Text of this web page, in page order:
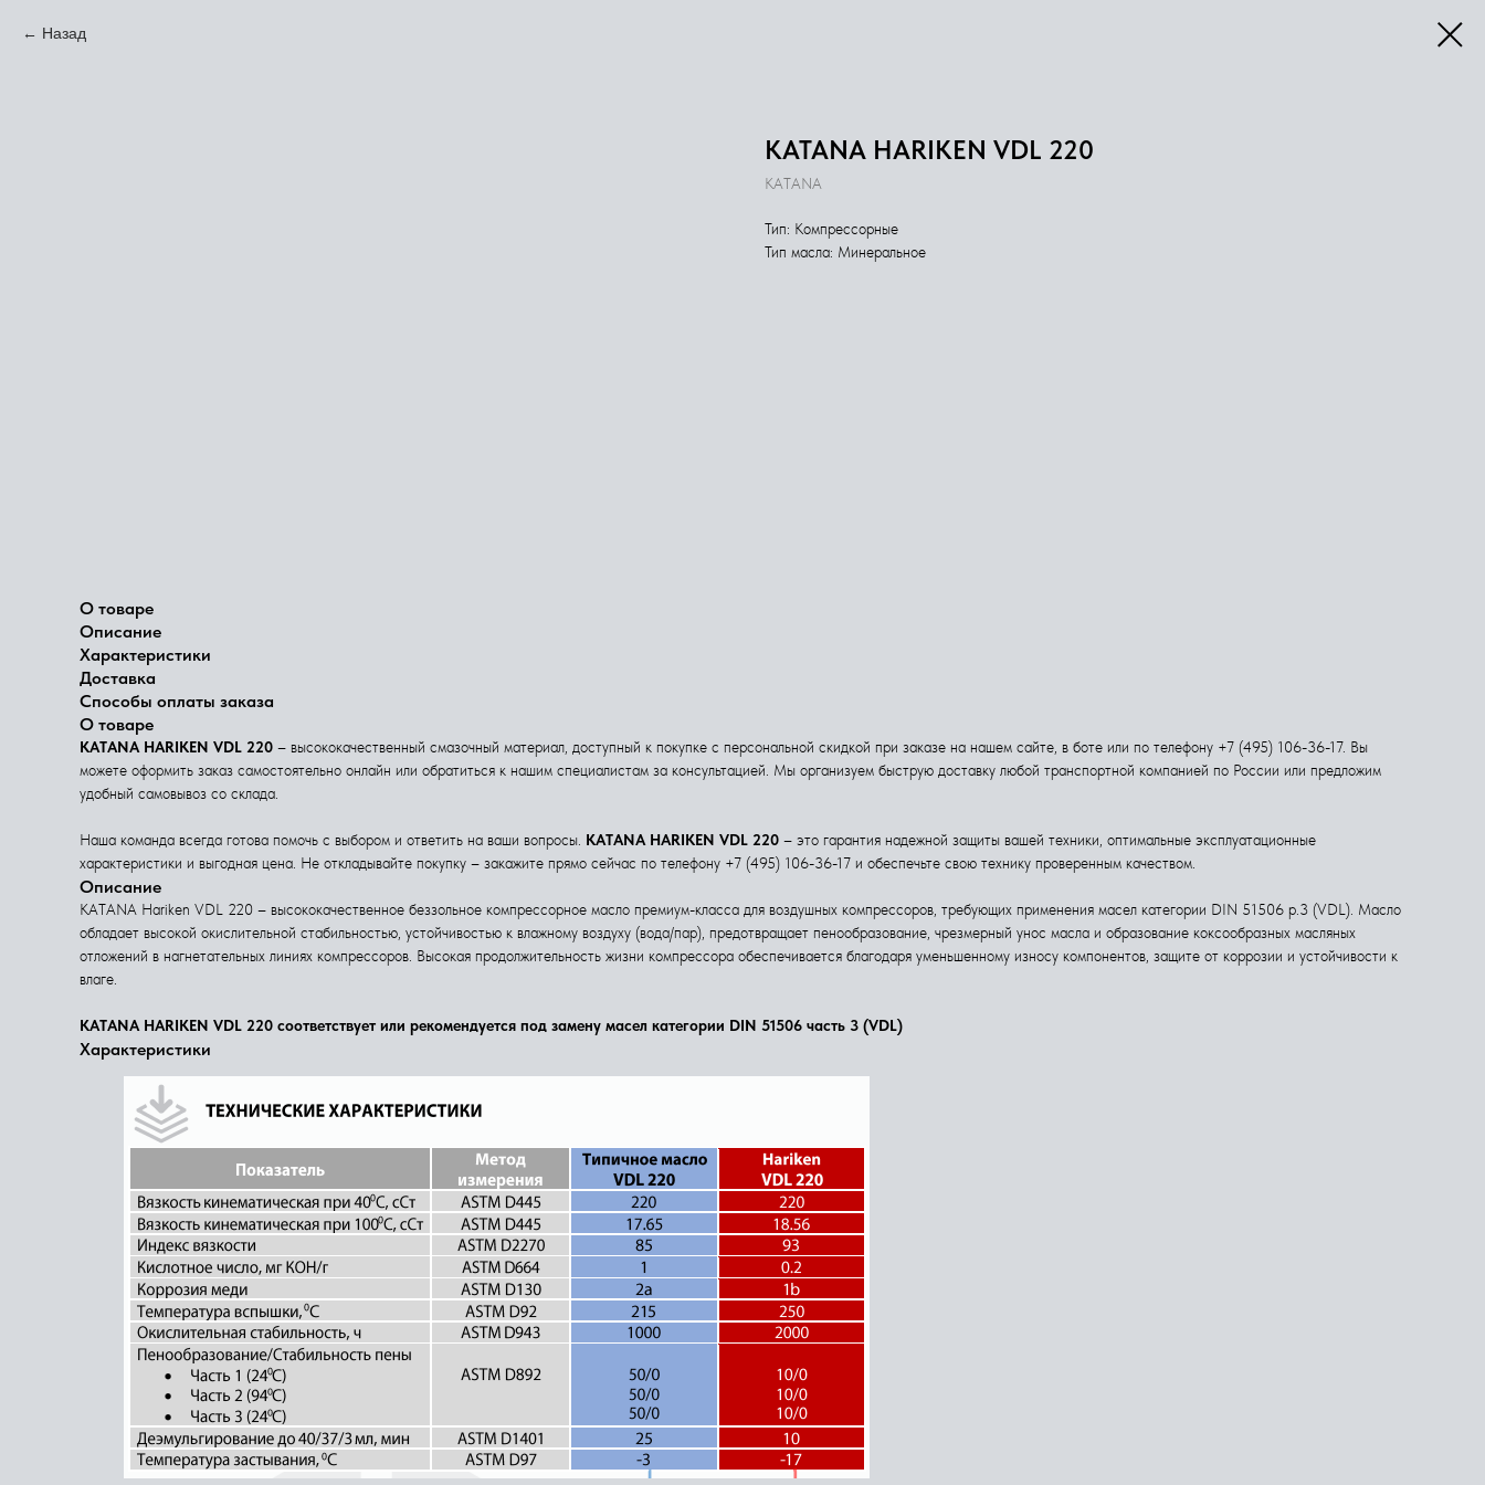
Назад
KATANA HARIKEN VDL 220
KATANA
Тип: Компрессорные
Тип масла: Минеральное
О товаре
Описание
Характеристики
Доставка
Способы оплаты заказа
О товаре
KATANA HARIKEN VDL 220 – высококачественный смазочный материал, доступный к покупке с персональной скидкой при заказе на нашем сайте, в боте или по телефону +7 (495) 106-36-17. Вы
можете оформить заказ самостоятельно онлайн или обратиться к нашим специалистам за консультацией. Мы организуем быструю доставку любой транспортной компанией по России или предложим
удобный самовывоз со склада.
Наша команда всегда готова помочь с выбором и ответить на ваши вопросы. KATANA HARIKEN VDL 220 – это гарантия надежной защиты вашей техники, оптимальные эксплуатационные
характеристики и выгодная цена. Не откладывайте покупку – закажите прямо сейчас по телефону +7 (495) 106-36-17 и обеспечьте свою технику проверенным качеством.
Описание
KATANA Hariken VDL 220 – высококачественное беззольное компрессорное масло премиум-класса для воздушных компрессоров, требующих применения масел категории DIN 51506 p.3 (VDL). Масло
обладает высокой окислительной стабильностью, устойчивостью к влажному воздуху (вода/пар), предотвращает пенообразование, чрезмерный унос масла и образование коксообразных масляных
отложений в нагнетательных линиях компрессоров. Высокая продолжительность жизни компрессора обеспечивается благодаря уменьшенному износу компонентов, защите от коррозии и устойчивости к
влаге.
KATANA HARIKEN VDL 220 соответствует или рекомендуется под замену масел категории DIN 51506 часть 3 (VDL)
Характеристики